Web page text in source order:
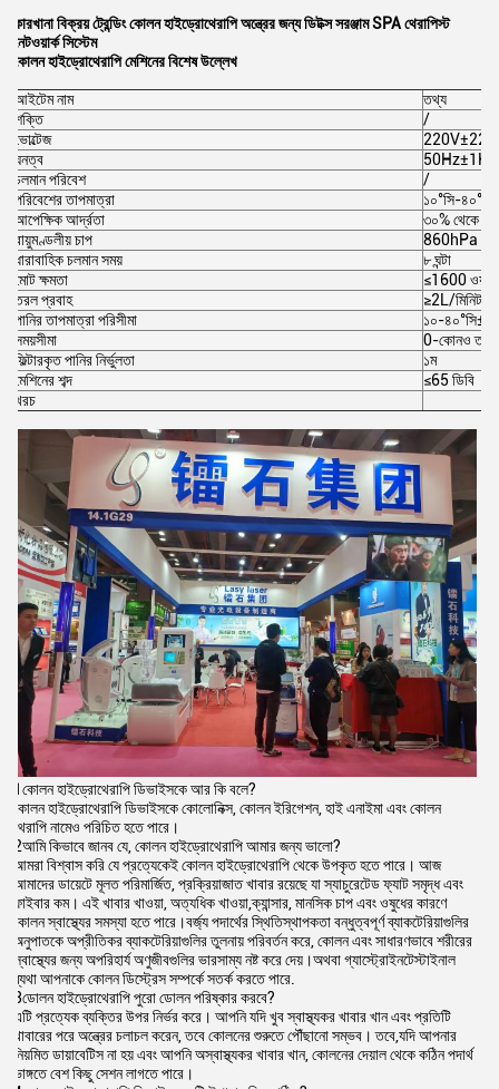
কারখানা বিক্রয় ট্রেন্ডিং কোলন হাইড্রোথেরাপি অন্ত্রের জন্য ডিটক্স সরঞ্জাম SPA থেরাপিস্ট
নেটওয়ার্ক সিস্টেম
কোলন হাইড্রোথেরাপি মেশিনের বিশেষ উল্লেখ
আইটেম নাম
তথ্য
শক্তি
/
ভোল্টেজ
220V±22V
ঘনত্ব
50Hz±1Hz
চলমান পরিবেশ
/
পরিবেশের তাপমাত্রা
১০°সি-৪০°সি
আপেক্ষিক আর্দ্রতা
৩০% থেকে
বায়ুমণ্ডলীয় চাপ
860hPa ~
ধারাবাহিক চলমান সময়
৮ ঘন্টা
মোট ক্ষমতা
≤1600 ওয়াট
তরল প্রবাহ
≥2L/মিনিট
পানির তাপমাত্রা পরিসীমা
১০-
সময়সীমা
0-কোনও
ফিল্টারকৃত পানির নির্ভুলতা
১ম
মেশিনের শব্দ
≤65 ডিবি
খরচ
1কোলন হাইড্রোথেরাপি ডিভাইসকে আর কি বলে?
কোলন হাইড্রোথেরাপি ডিভাইসকে কোলোনিক্স, কোলন ইরিগেশন, হাই এনাইমা এবং কোলন
থেরাপি নামেও পরিচিত হতে পারে।
2আমি কিভাবে জানব যে, কোলন হাইড্রোথেরাপি আমার জন্য ভালো?
আমরা বিশ্বাস করি যে প্রত্যেকেই কোলন হাইড্রোথেরাপি থেকে উপকৃত হতে পারে। আজ
আমাদের ডায়েটে মূলত পরিমার্জিত, প্রক্রিয়াজাত খাবার রয়েছে যা স্যাচুরেটেড ফ্যাট সমৃদ্ধ এবং
ফাইবার কম। এই খাবার খাওয়া, অত্যধিক খাওয়া,ক্যান্সার, মানসিক চাপ এবং ওষুধের কারণে
কোলন স্বাস্থ্যের সমস্যা হতে পারে।বর্জ্য পদার্থের স্থিতিস্থাপকতা বন্ধুত্বপূর্ণ ব্যাকটেরিয়াগুলির
অনুপাতকে অপ্রীতিকর ব্যাকটেরিয়াগুলির তুলনায় পরিবর্তন করে, কোলন এবং সাধারণভাবে শরীরের
স্বাস্থ্যের জন্য অপরিহার্য অণুজীবগুলির ভারসাম্য নষ্ট করে দেয়।অথবা গ্যাস্ট্রোইনটেস্টাইনাল
ব্যথা আপনাকে কোলন ডিস্ট্রেস সম্পর্কে সতর্ক করতে পারে.
3ডোলন হাইড্রোথেরাপি পুরো ডোলন পরিষ্কার করবে?
এটি প্রত্যেক ব্যক্তির উপর নির্ভর করে। আপনি যদি খুব স্বাস্থ্যকর খাবার খান এবং প্রতিটি
খাবারের পরে অন্ত্রের চলাচল করেন, তবে কোলনের শুরুতে পৌঁছানো সম্ভব। তবে,যদি আপনার
নিয়মিত ডায়াবেটিস না হয় এবং আপনি অস্বাস্থ্যকর খাবার খান, কোলনের দেয়াল থেকে কঠিন পদার্থ
ভাঙ্গতে বেশ কিছু সেশন লাগতে পারে।